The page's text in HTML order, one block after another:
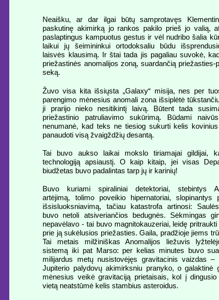
Neaišku, ar dar ilgai būtų samprotavęs
paskutinę akimirką jo rankos pakilo prieš jo valią,
paslaptingus kampuotus gestus ir vėl nudribo šalia
laikui jų šeimininkui ortodoksaliu būdu
laisvės klausimą. Ir štai tada jis pagaliau suvokė,
priežastinės anomalijos zoną, suardančią priežasties-
seką.
Žuvo visa kita išsiųsta „Galaxy“ misija, nes per
parengimo mėnesius anomali zona išsiplėtė
ji prarijo nieko nesitikintį laivą. Būtent tada
priežastinio patruliavimo sukūrimą. Būdami
nenumanė, kad teks ne tiesiog sukurti kelis
panaudoti visą žvaigždžių desantą.
Tai buvo aukso laikai mokslo tiriamajai gildijai,
technologiją apsiaustį. O kaip kitaip, jei visas
biudžetas buvo padalintas tarp jų ir karinių!
Buvo kuriami spiraliniai detektoriai, stebintys
artėjimą, tolimo poveikio hipernatoriai, slopinantys
išsisluoksniavimą, tačiau katastrofa artinosi:
buvo netoli atsiveriančios bedugnės. Sėkmingas
nepavėlavo - tai buvo magnitokauzeriai, leidę
prie ją sukėlusios priežasties. Gaila, pradžioje jiems
Tai metais milžiniškas Anomalijos liežuvis
sistemą iki pat Marso: per kelias minutes buvo
milijardus metų nusistovėjęs gravitacinis vaizdas –
Jupiterio palydovų akimirksniu pranyko, o galaktinė
mėnesius veikė gravitaciją prietaisais, kol į dingusio
vietą neatstūmė kelis stambius asteroidus.